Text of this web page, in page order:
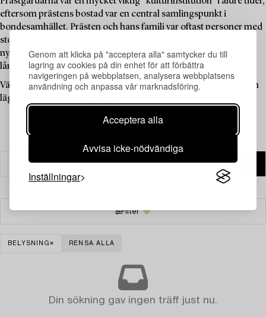
Genom att klicka på "acceptera alla" samtycker du till
lagring av cookies på din enhet för att förbättra
navigeringen på webbplatsen, analysera webbplatsens
användning och anpassa vår marknadsföring.
Acceptera alla
Avvisa icke-nödvändiga
Inställningar
eftersom prästens bostad var en central samlingspunkt i
bondesamhället. Prästen och hans familj var oftast personer med
stor läskunnighet som kunde förmedla bildning, kunskap och
nyheter, och prästgården fungerade därför som ett "kulturhus"
långt innan sådana fanns tillgängliga för allmänheten.
Välkommen att utforska de unika föremålen i denna auktion och
lägg ett bud på dina favoriter.
Filter
BELYSNING RENSA ALLA
Din sökning gav ingen träff just nu.